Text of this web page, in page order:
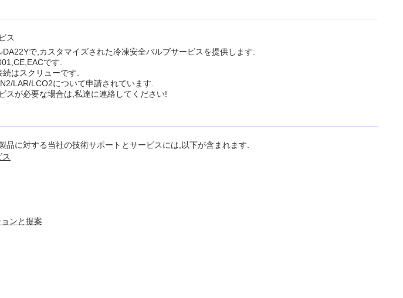
ス
で,カスタマイズされた冷凍安全バルブサービスを提供します.
です.
はスクリューです.
LAR/LCO2について申請されています.
スが必要な場合は,私達に連絡してください!
品に対する当社の技術サポートとサービスには,以下が含まれます.
ンと提案